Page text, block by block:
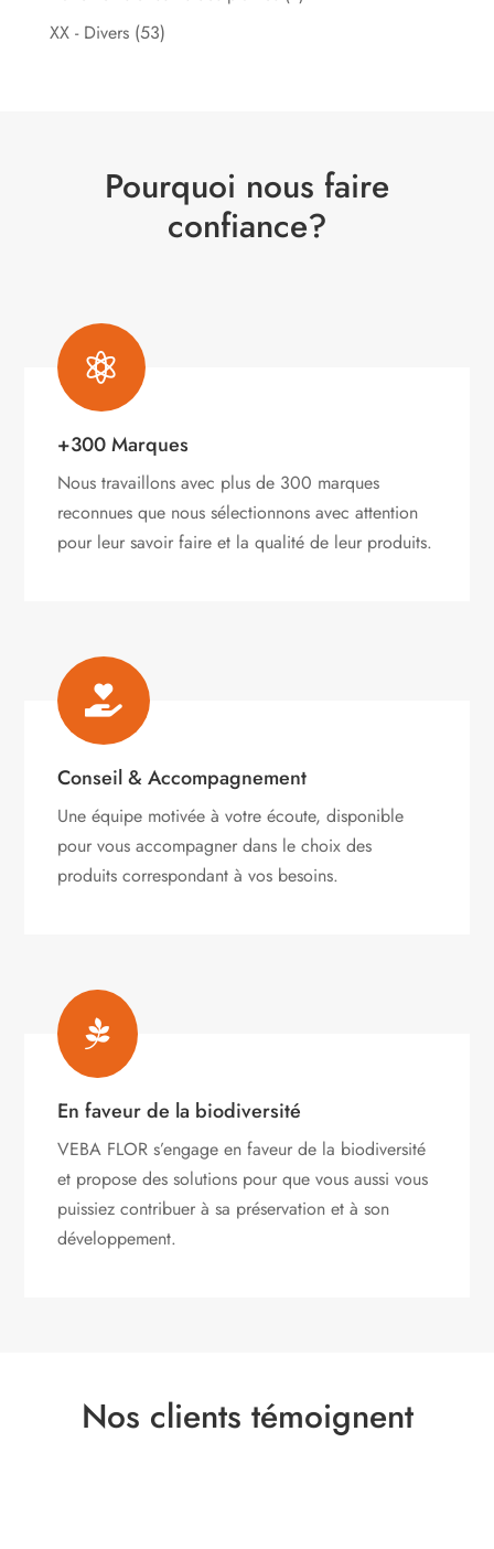
XX - Divers (53)
Pourquoi nous faire
confiance?

+300 Marques
Nous travaillons avec plus de 300 marques
reconnues que nous sélectionnons avec attention
pour leur savoir faire et la qualité de leur produits.

Conseil & Accompagnement
Une équipe motivée à votre écoute, disponible
pour vous accompagner dans le choix des
produits correspondant à vos besoins.

En faveur de la biodiversité
VEBA FLOR s’engageen faveur de la biodiversité
et propose des solutions pour que vous aussi vous
puissiez contribuer à sa préservation et à son
développement.
Nos clients témoignent